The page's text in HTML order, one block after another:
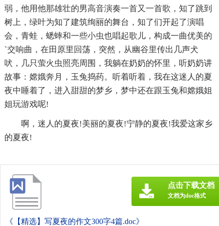
弱，他用他那雄壮的男高音演奏一首又一首歌，知了跳到
树上，绿叶为知了建筑绚丽的舞台，知了们开起了演唱
会，青蛙，蟋蟀和一些小虫也唱起歌儿，构成一曲优美的
`交响曲，在田原里回荡，突然，从幽谷里传出几声犬
吠，几只萤火虫照亮周围，我躺在奶奶的怀里，听奶奶讲
故事：嫦娥奔月，玉兔捣药。听着听着，我在这迷人的夏
夜中睡着了，进入甜甜的梦乡，梦中还在跟玉兔和嫦娥姐
姐玩游戏呢!
啊，迷人的夏夜!美丽的夏夜!宁静的夏夜!我爱这家乡
的夏夜!
《【精选】写夏夜的作文300字4篇.doc》
点击下载文档
文档为doc格式